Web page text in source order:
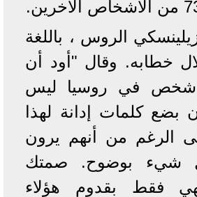
الروس ، باللغة
خطابه. وقال "أود أن
شخص في روسيا ليس
بضع كلمات إدانة لهذا
الرغم من أنهم يرون
شيء بوضوح. صمتك
فقط بقدوم هؤلاء